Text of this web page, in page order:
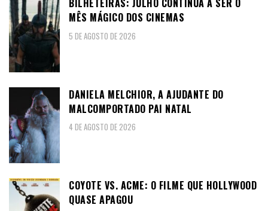
BILHETEIRAS: JULHO CONTINUA A SER O
MÊS MÁGICO DOS CINEMAS
5 DE AGOSTO DE 2026
DANIELA MELCHIOR, A AJUDANTE DO
MALCOMPORTADO PAI NATAL
4 DE AGOSTO DE 2026
COYOTE VS. ACME: O FILME QUE HOLLYWOOD
QUASE APAGOU